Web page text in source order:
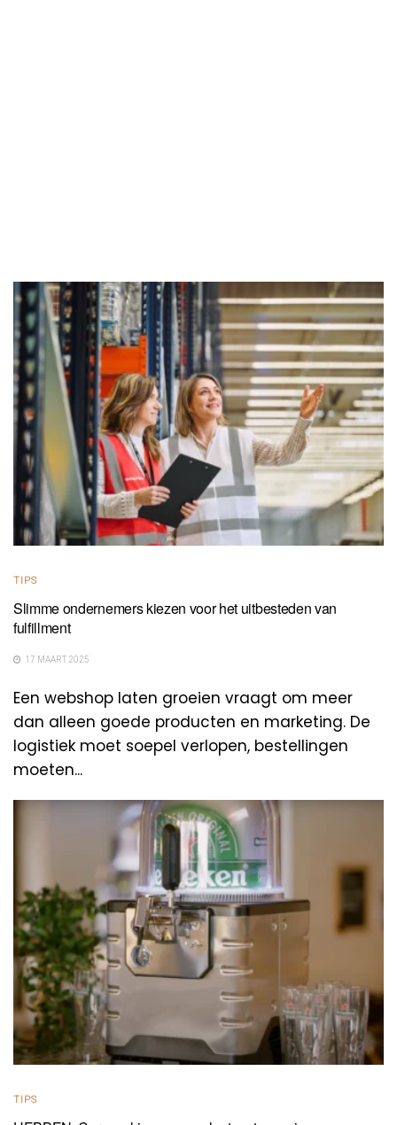
TIPS
Slimme ondernemers kiezen voor het uitbesteden van
fulfillment
17 MAART 2025
Een webshop laten groeien vraagt om meer
dan alleen goede producten en marketing. De
logistiek moet soepel verlopen, bestellingen
moeten...
TIPS